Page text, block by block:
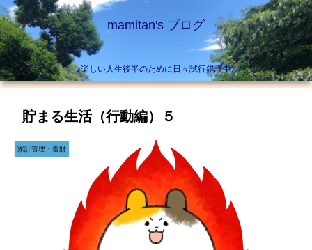
mamitan's ブログ
♪楽しい人生後半のために日々試行錯誤中♪
貯まる生活（行動編）５
家計管理・蓄財